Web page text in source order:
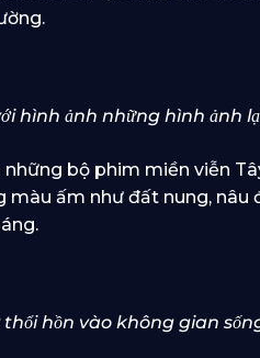
hình ảnh những hình ảnh
bộ phim miền viễn
ấm như đất nung, nâu
thổi hồn vào không gian